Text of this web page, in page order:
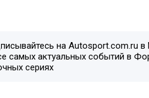
на Autosport.com.ru
самых актуальных событий в
сериях